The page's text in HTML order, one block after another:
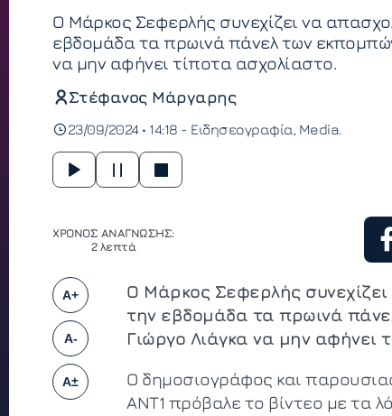
Ο Μάρκος Σεφερλής συνεχίζει να
εβδομάδα τα πρωινά πάνελ των
να μην αφήνει τίποτα ασχολίαστο.
Στέφανος Μάργαρης
23/09/2024 • 14:18 - Ειδησεογραφία Media
ΧΡΟΝΟΣ ΑΝΑΓΝΩΣΗΣ:
2 λεπτά
A+
A-
A±
Ο Μάρκος Σεφερλής
την εβδομάδα τα πρωινά
Γιώργο Λιάγκα να μην αφήνει
Ο δημοσιογράφος και
ΑΝΤ1 πρόβαλε το βίντεο με τα